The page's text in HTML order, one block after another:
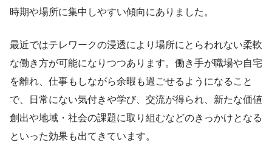
時期や場所に集中しやすい傾向にありました。
最近ではテレワークの浸透により場所にとらわれない柔軟
な働き方が可能になりつつあります。働き手が職場や自宅
を離れ、仕事もしながら余暇も過ごせるようになること
で、日常にない気付きや学び、交流が得られ、新たな価値
創出や地域・社会の課題に取り組むなどのきっかけとなる
といった効果も出てきています。